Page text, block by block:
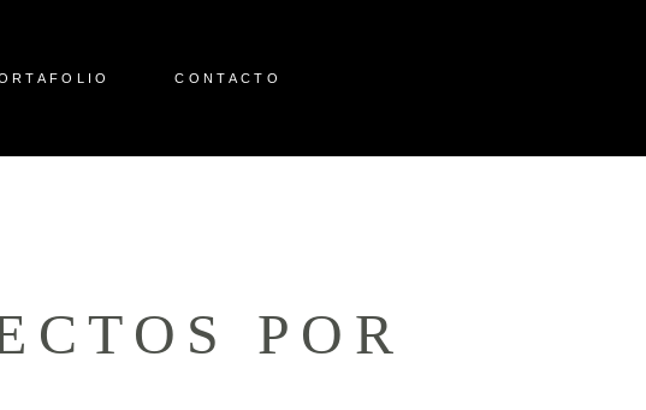
CONTACTO
POR